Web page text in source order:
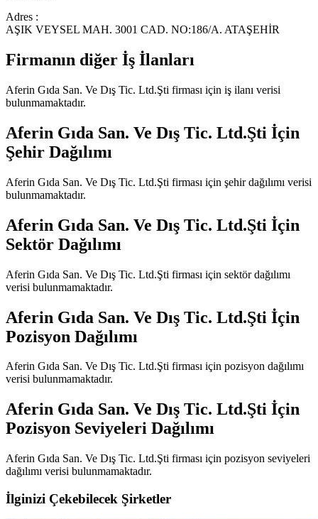
Adres :
AŞIK VEYSEL MAH. 3001 CAD. NO:186/A. ATAŞEHİR
Firmanın diğer İş İlanları
Aferin Gıda San. Ve Dış Tic. Ltd.Şti firması için iş ilanı verisi
bulunmamaktadır.
Aferin Gıda San. Ve Dış Tic. Ltd.Şti İçin
Şehir Dağılımı
Aferin Gıda San. Ve Dış Tic. Ltd.Şti firması için şehir dağılımı verisi
bulunmamaktadır.
Aferin Gıda San. Ve Dış Tic. Ltd.Şti İçin
Sektör Dağılımı
Aferin Gıda San. Ve Dış Tic. Ltd.Şti firması için sektör dağılımı
verisi bulunmamaktadır.
Aferin Gıda San. Ve Dış Tic. Ltd.Şti İçin
Pozisyon Dağılımı
Aferin Gıda San. Ve Dış Tic. Ltd.Şti firması için pozisyon dağılımı
verisi bulunmamaktadır.
Aferin Gıda San. Ve Dış Tic. Ltd.Şti İçin
Pozisyon Seviyeleri Dağılımı
Aferin Gıda San. Ve Dış Tic. Ltd.Şti firması için pozisyon seviyeleri
dağılımı verisi bulunmamaktadır.
İlginizi Çekebilecek Şirketler